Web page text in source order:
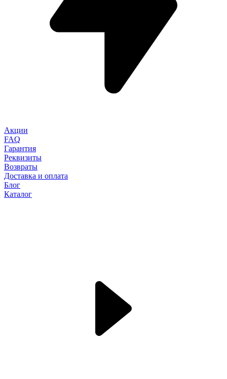
Акции
FAQ
Гарантия
Реквизиты
Возвраты
Доставка и оплата
Блог
Каталог